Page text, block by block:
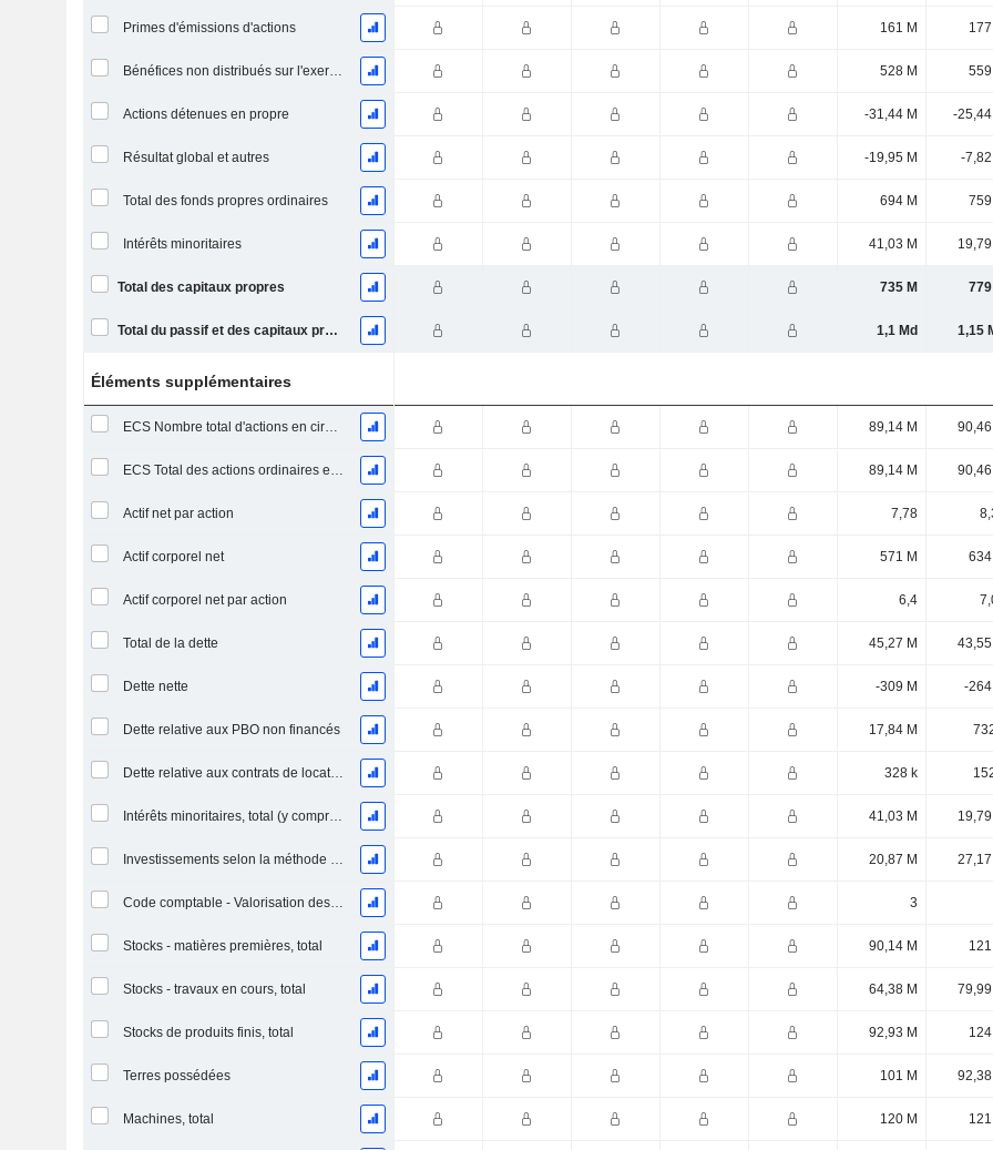
Primes d'émissions d'actions 161 M 177
Bénéfices non distribués sur l'exercice 528 M 559
Actions détenues en propre -31,44 M -25,44
Résultat global et autres -19,95 M -7,82
Total des fonds propres ordinaires 694 M 759
Intérêts minoritaires 41,03 M 19,79
Total des capitaux propres 735 M 779
Total du passif et des capitaux propres 1,1 Md 1,15
Éléments supplémentaires
ECS Nombre total d'actions en circulation à la date de dépôt 89,14 M 90,46
ECS Total des actions ordinaires en circulation 89,14 M 90,46
Actif net par action 7,78
Actif corporel net 571 M 634
Actif corporel net par action 6,4
Total de la dette 45,27 M 43,55
Dette nette -309 M -264
Dette relative aux PBO non financés 17,84 M
Dette relative aux contrats de location 328 k
Intérêts minoritaires, total (y compris la division financière) 41,03 M 19,79
Investissements selon la méthode de la mise en équivalence, total 20,87 M 27,17
Code comptable - Valorisation des stocks 3
Stocks - matières premières, total 90,14 M 121
Stocks - travaux en cours, total 64,38 M 79,99
Stocks de produits finis, total 92,93 M 124
Terres possédées 101 M 92,38
Machines, total 120 M 121